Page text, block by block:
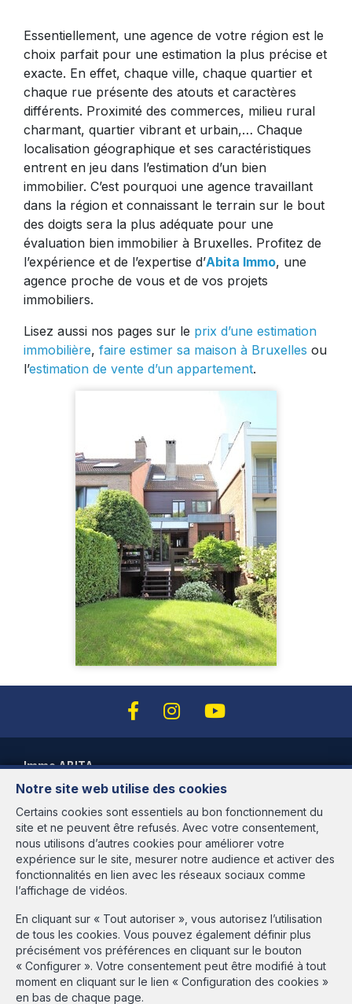
Essentiellement, une agence de votre région est le
choix parfait pour une estimation la plus précise et
exacte. En effet, chaque ville, chaque quartier et
chaque rue présente des atouts et caractères
différents. Proximité des commerces, milieu rural
charmant, quartier vibrant et urbain,… Chaque
localisation géographique et ses caractéristiques
entrent en jeu dans l’estimation d’un bien
immobilier. C’est pourquoi une agence travaillant
dans la région et connaissant le terrain sur le bout
des doigts sera la plus adéquate pour une
évaluation bien immobilier à Bruxelles. Profitez de
l’expérience et de l’expertise d’Abita Immo, une
agence proche de vous et de vos projets
immobiliers.
Lisez aussi nos pages sur le prix d’une estimation
immobilière, faire estimer sa maison à Bruxelles ou
l’estimation de vente d’un appartement.
Notre site web utilise des cookies
Certains cookies sont essentiels au bon fonctionnement du
site et ne peuvent être refusés. Avec votre consentement,
nous utilisons d’autres cookies pour améliorer votre
expérience sur le site, mesurer notre audience et activer des
fonctionnalités en lien avec les réseaux sociaux comme
l’affichage de vidéos.
En cliquant sur « Tout autoriser », vous autorisez l’utilisation
de tous les cookies. Vous pouvez également définir plus
précisément vos préférences en cliquant sur le bouton
« Configurer ». Votre consentement peut être modifié à tout
moment en cliquant sur le lien « Configuration des cookies »
en bas de chaque page.
Immo ABITA
Avenue des Cerisiers, 95
1200 Woluwé-St-Lambert
Heures d'ouverture
Du lundi au vendredi de 9h30 à 18h00
et le samedi de 9h30 à 13h30 sur rendez-vous
N° entreprise : BE-437.981.526 - rpm Bruxelles Instance de
contrôle: IPI, rue du Luxembourg 16B, 1000 Bruxelles - Soumis au
code déontologique de l'IPI:www.ipi.be
Conditions générales d'utilisation du site
Charte de la protection de la vie privée